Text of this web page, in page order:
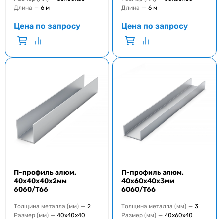
Длина — 6 м
Цена по запросу
Длина — 6 м
Цена по запросу
П-профиль алюм.
40x40x40x2мм
6060/T66
Толщина металла (мм) — 2
Размер (мм) — 40х40х40
П-профиль алюм.
40x60x40x3мм
6060/T66
Толщина металла (мм) — 3
Размер (мм) — 40х60х40